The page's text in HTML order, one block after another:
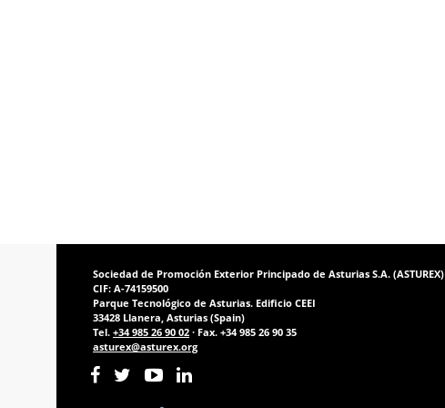
Sociedad de Promoción Exterior Principado de Asturias S.A. (ASTUREX)
CIF: A-74159500
Parque Tecnológico de Asturias. Edificio CEEI
33428 Llanera, Asturias (Spain)
Tel. +34 985 26 90 02 · Fax. +34 985 26 90 35
asturex@asturex.org